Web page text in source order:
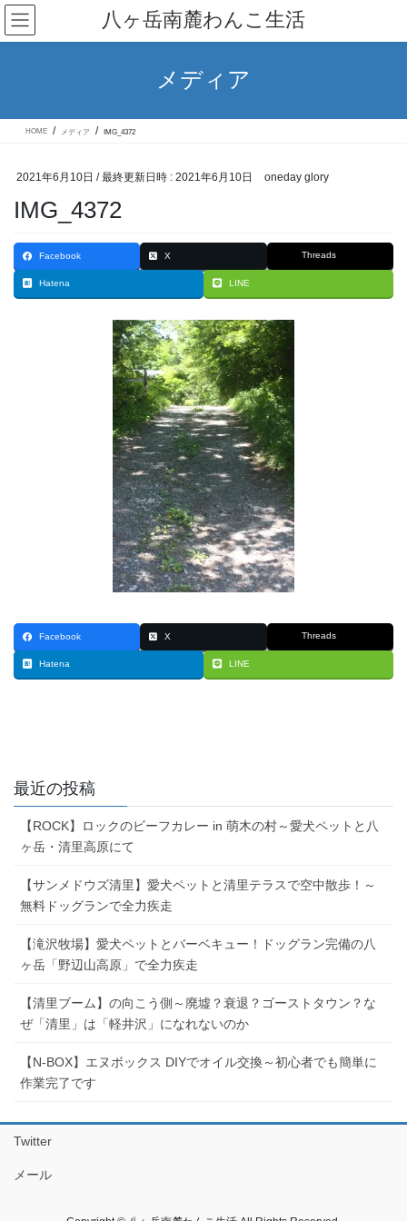
コ
テ
ッ
ナ
ゲ
移
八ヶ岳南麓わんこ生活
メディア
HOME メディア IMG_4372
2021年6月10日 / 最終更新日時 : 2021年6月10日 oneday glory
IMG_4372
Facebook X Threads
Hatena LINE
Facebook X Threads
Hatena LINE
最近の投稿
【ROCK】ロックのビーフカレー in 萌木の村～愛犬ペットと八
ヶ岳・清里高原にて
【サンメドウズ清里】愛犬ペットと清里テラスで空中散歩！～
無料ドッグランで全力疾走
【滝沢牧場】愛犬ペットとバーベキュー！ドッグラン完備の八
ヶ岳「野辺山高原」で全力疾走
【清里ブーム】の向こう側～廃墟？衰退？ゴーストタウン？な
ぜ「清里」は「軽井沢」になれないのか
【N-BOX】エヌボックス DIYでオイル交換～初心者でも簡単に
作業完了です
Twitter
メール